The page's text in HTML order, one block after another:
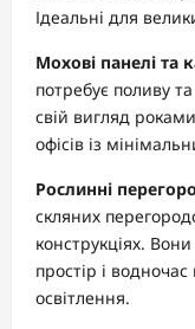
Ідеальні для
Мохові панелі та
потребує поливу
свій вигляд
офісів із
Рослинні
скляних
конструкціях.
простір і
освітлення.